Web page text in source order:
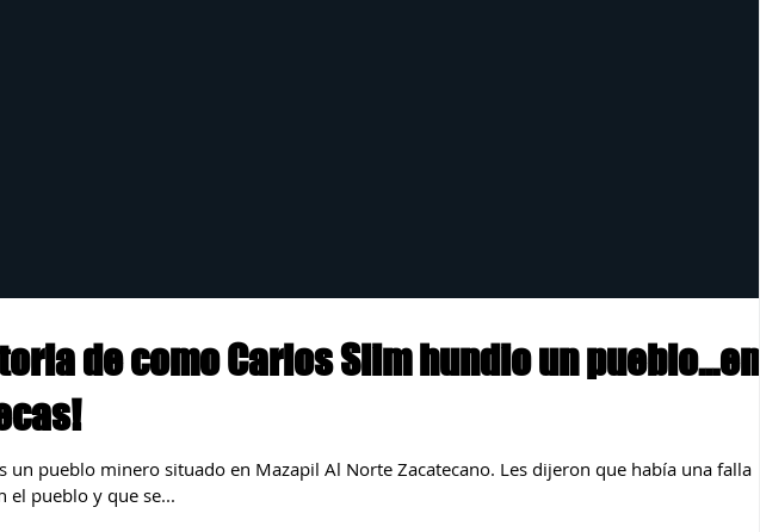
de como Carlos Slim hundio un pueblo...en
un pueblo minero situado en Mazapil Al Norte Zacatecano. Les dijeron que había una falla
el pueblo y que se...